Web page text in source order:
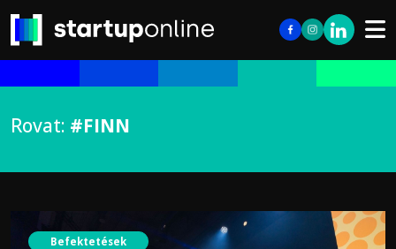
Rovat: #FINN
Befektetések